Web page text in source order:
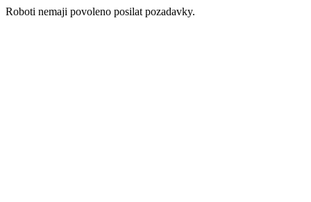
Roboti nemaji povoleno posilat pozadavky.